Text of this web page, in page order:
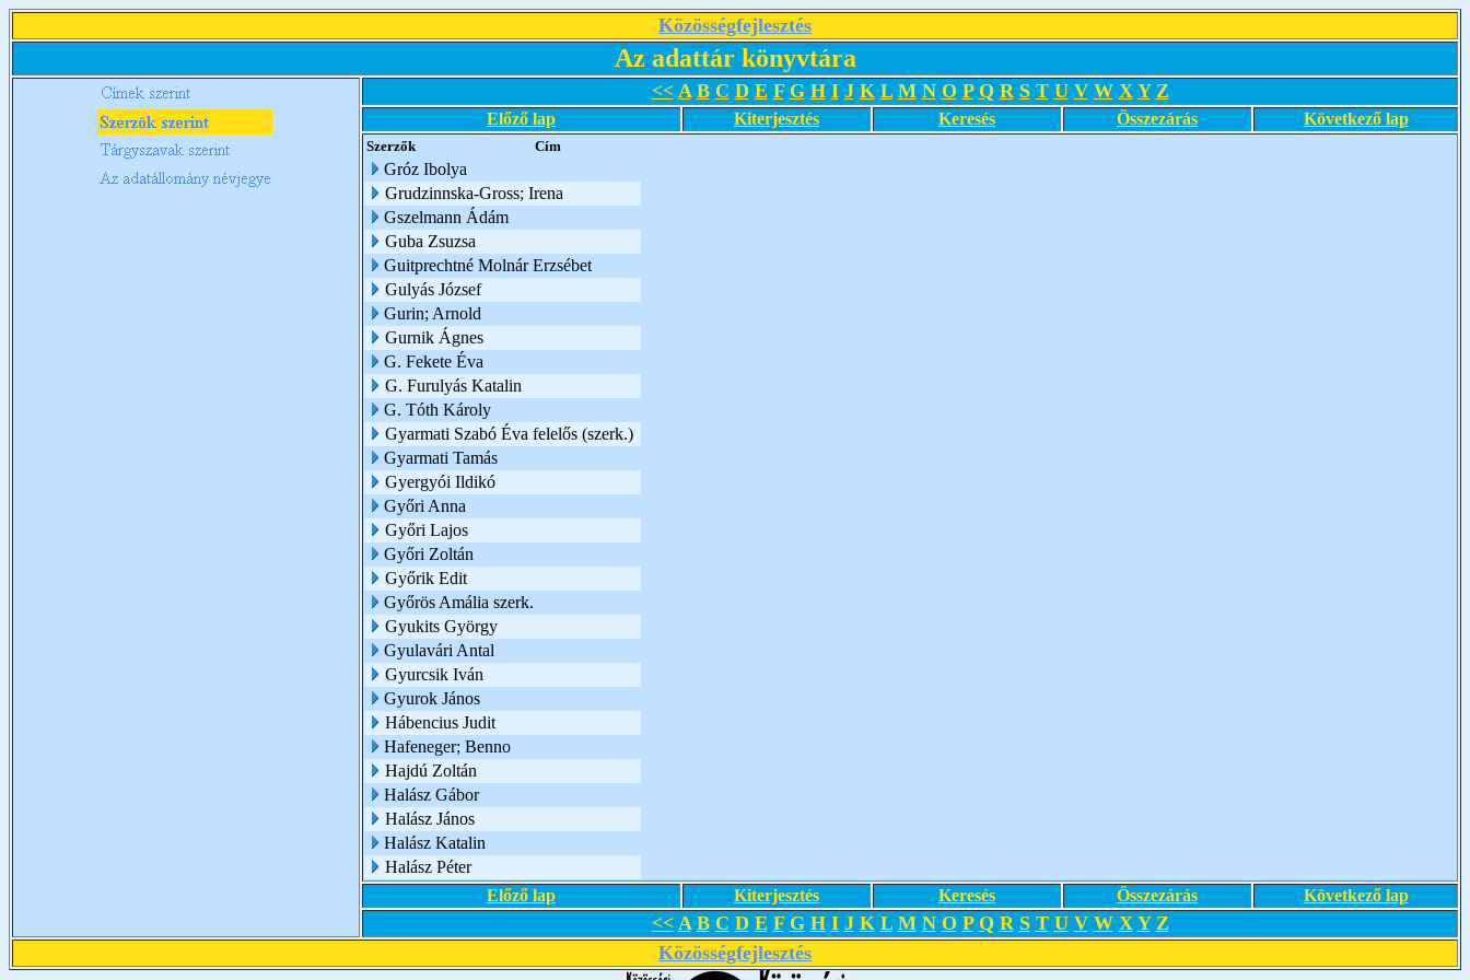
Közösségfejlesztés
Az adattár könyvtára
<< A B C D E F G H I J K L M N O P Q R S T U V W X Y Z
Előző lap Kiterjesztés Keresés Összezárás Következő lap
Szerzők Cím
Gróz Ibolya
Grudzinnska-Gross; Irena
Gszelmann Ádám
Guba Zsuzsa
Guitprechtné Molnár Erzsébet
Gulyás József
Gurin; Arnold
Gurnik Ágnes
G. Fekete Éva
G. Furulyás Katalin
G. Tóth Károly
Gyarmati Szabó Éva felelős (szerk.)
Gyarmati Tamás
Gyergyói Ildikó
Győri Anna
Győri Lajos
Győri Zoltán
Győrik Edit
Győrös Amália szerk.
Gyukits György
Gyulavári Antal
Gyurcsik Iván
Gyurok János
Hábencius Judit
Hafeneger; Benno
Hajdú Zoltán
Halász Gábor
Halász János
Halász Katalin
Halász Péter
Előző lap
Kiterjesztés Keresés Összezárás Következő lap
<< A B C D E F G H I J K L M N O P Q R S T U V W X Y Z
Közösségfejlesztés